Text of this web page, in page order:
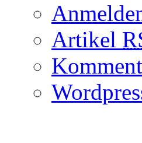
Artikel